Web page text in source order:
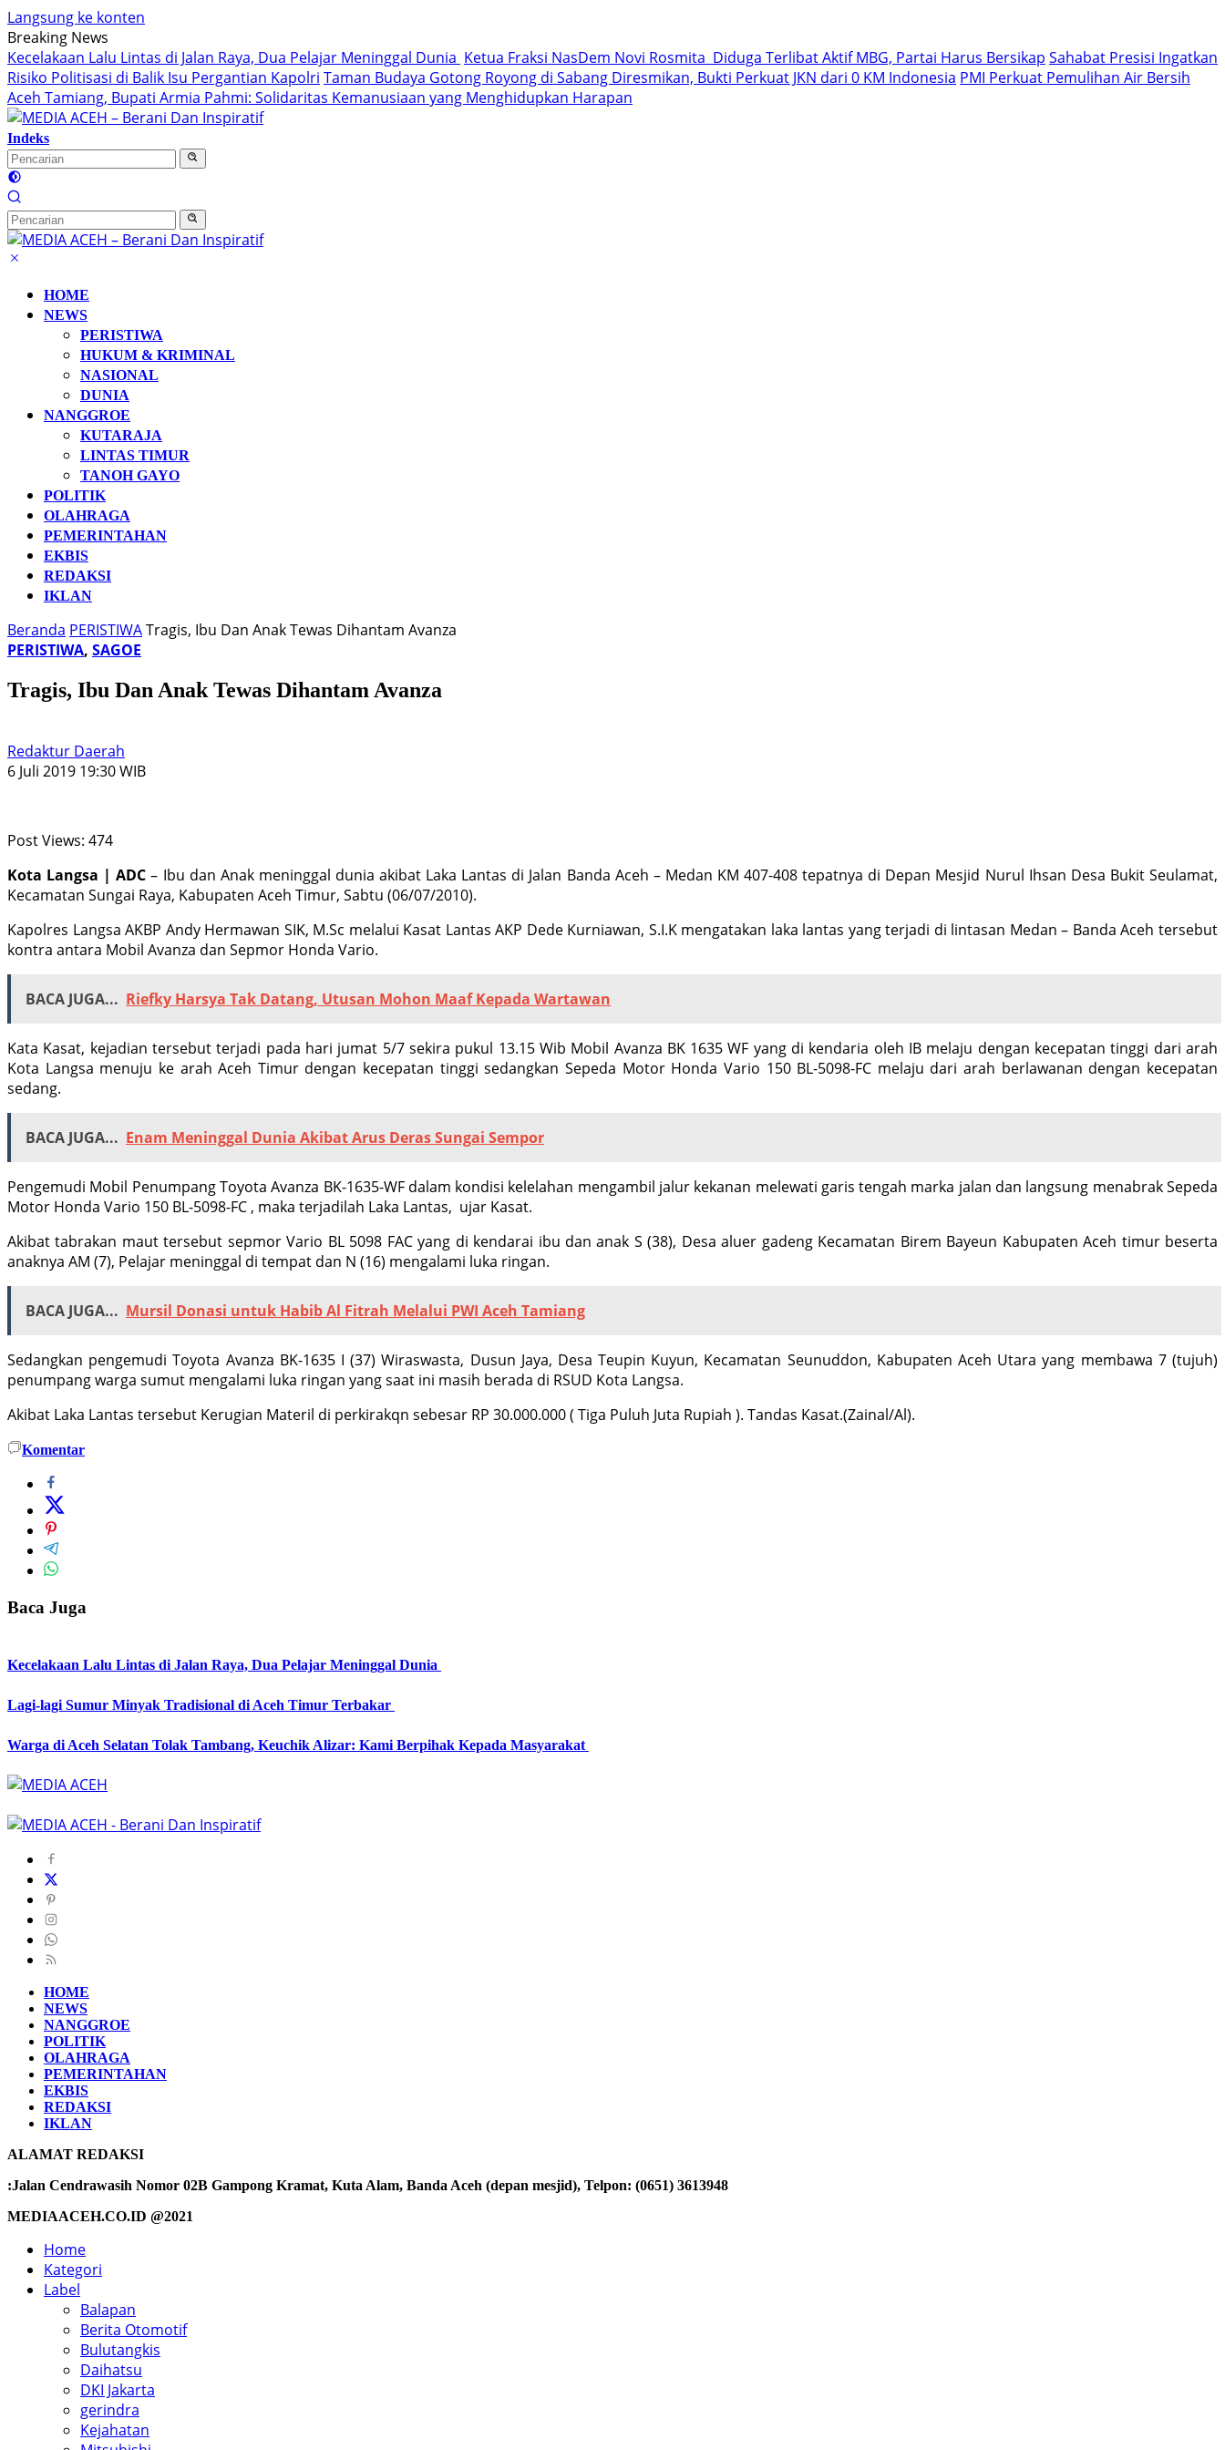
Langsung ke konten
Breaking News
Kecelakaan Lalu Lintas di Jalan Raya, Dua Pelajar Meninggal Dunia Ketua Fraksi NasDem Novi Rosmita Diduga Terlibat Aktif MBG, Partai Harus Bersikap Sahabat Presisi Ingatkan
Risiko Politisasi di Balik Isu Pergantian Kapolri Taman Budaya Gotong Royong di Sabang Diresmikan, Bukti Perkuat JKN dari 0 KM Indonesia PMI Perkuat Pemulihan Air Bersih
Aceh Tamiang, Bupati Armia Pahmi: Solidaritas Kemanusiaan yang Menghidupkan Harapan
Indeks
HOME
NEWS
PERISTIWA
HUKUM & KRIMINAL
NASIONAL
DUNIA
NANGGROE
KUTARAJA
LINTAS TIMUR
TANOH GAYO
POLITIK
OLAHRAGA
PEMERINTAHAN
EKBIS
REDAKSI
IKLAN
Beranda PERISTIWATragis, Ibu Dan Anak Tewas Dihantam Avanza
PERISTIWA, SAGOE
Tragis, Ibu Dan Anak Tewas Dihantam Avanza
Redaktur Daerah
6 Juli 2019 19:30 WIB
Post Views: 474
Kota Langsa | ADC – Ibu dan Anak meninggal dunia akibat Laka Lantas di Jalan Banda Aceh – Medan KM 407-408 tepatnya di Depan Mesjid Nurul Ihsan Desa Bukit Seulamat,
Kecamatan Sungai Raya, Kabupaten Aceh Timur, Sabtu (06/07/2010).
Kapolres Langsa AKBP Andy Hermawan SIK, M.Sc melalui Kasat Lantas AKP Dede Kurniawan, S.I.K mengatakan laka lantas yang terjadi di lintasan Medan – Banda Aceh tersebut
kontra antara Mobil Avanza dan Sepmor Honda Vario.
BACA JUGA... Riefky Harsya Tak Datang, Utusan Mohon Maaf Kepada Wartawan
Kata Kasat, kejadian tersebut terjadi pada hari jumat 5/7 sekira pukul 13.15 Wib Mobil Avanza BK 1635 WF yang di kendaria oleh IB melaju dengan kecepatan tinggi dari arah
Kota Langsa menuju ke arah Aceh Timur dengan kecepatan tinggi sedangkan Sepeda Motor Honda Vario 150 BL-5098-FC melaju dari arah berlawanan dengan kecepatan
sedang.
BACA JUGA... Enam Meninggal Dunia Akibat Arus Deras Sungai Sempor
Pengemudi Mobil Penumpang Toyota Avanza BK-1635-WF dalam kondisi kelelahan mengambil jalur kekanan melewati garis tengah marka jalan dan langsung menabrak Sepeda
Motor Honda Vario 150 BL-5098-FC , maka terjadilah Laka Lantas, ujar Kasat.
Akibat tabrakan maut tersebut sepmor Vario BL 5098 FAC yang di kendarai ibu dan anak S (38), Desa aluer gadeng Kecamatan Birem Bayeun Kabupaten Aceh timur beserta
anaknya AM (7), Pelajar meninggal di tempat dan N (16) mengalami luka ringan.
BACA JUGA... Mursil Donasi untuk Habib Al Fitrah Melalui PWI Aceh Tamiang
Sedangkan pengemudi Toyota Avanza BK-1635 I (37) Wiraswasta, Dusun Jaya, Desa Teupin Kuyun, Kecamatan Seunuddon, Kabupaten Aceh Utara yang membawa 7 (tujuh)
penumpang warga sumut mengalami luka ringan yang saat ini masih berada di RSUD Kota Langsa.
Akibat Laka Lantas tersebut Kerugian Materil di perkirakqn sebesar RP 30.000.000 ( Tiga Puluh Juta Rupiah ). Tandas Kasat.(Zainal/Al).
Komentar
Baca Juga
Kecelakaan Lalu Lintas di Jalan Raya, Dua Pelajar Meninggal Dunia
Lagi-lagi Sumur Minyak Tradisional di Aceh Timur Terbakar
Warga di Aceh Selatan Tolak Tambang, Keuchik Alizar: Kami Berpihak Kepada Masyarakat
HOME
NEWS
NANGGROE
POLITIK
OLAHRAGA
PEMERINTAHAN
EKBIS
REDAKSI
IKLAN
ALAMAT REDAKSI
:Jalan Cendrawasih Nomor 02B Gampong Kramat, Kuta Alam, Banda Aceh (depan mesjid), Telpon: (0651) 3613948
MEDIAACEH.CO.ID @2021
Home
Kategori
Label
Balapan
Berita Otomotif
Bulutangkis
Daihatsu
DKI Jakarta
gerindra
Kejahatan